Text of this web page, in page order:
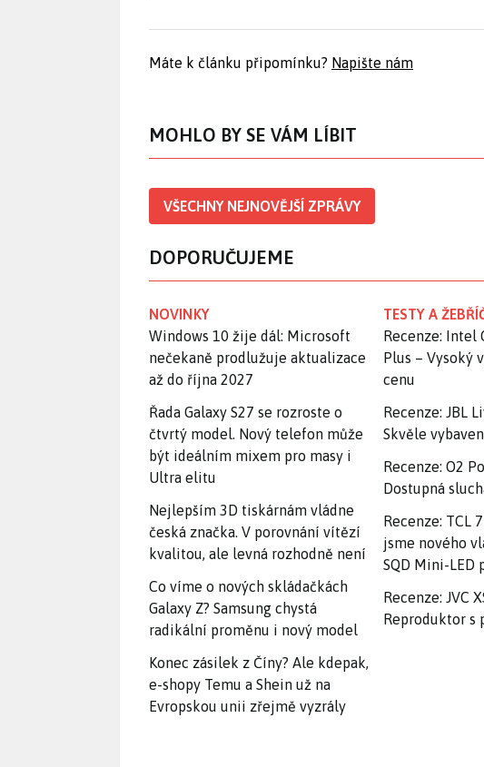
Máte k článku připomínku? Napište nám
MOHLO BY SE VÁM LÍBIT
VŠECHNY NEJNOVĚJŠÍ ZPRÁVY
DOPORUČUJEME
NOVINKY
Windows 10 žije dál: Microsoft
nečekaně prodlužuje aktualizace
až do října 2027
Řada Galaxy S27 se rozroste o
čtvrtý model. Nový telefon může
být ideálním mixem pro masy i
Ultra elitu
Nejlepším 3D tiskárnám vládne
česká značka. V porovnání vítězí
kvalitou, ale levná rozhodně není
Co víme o nových skládačkách
Galaxy Z? Samsung chystá
radikální proměnu i nový model
Konec zásilek z Číny? Ale kdepak,
e-shopy Temu a Shein už na
Evropskou unii zřejmě vyzrály
TESTY A
Recenze: Intel
Plus – Vysoký
cenu
Recenze: JBL
Skvěle
Recenze: O2
Dostupná
Recenze: TCL
jsme nového
SQD Mini-LED
Recenze: JVC
Reproduktor s